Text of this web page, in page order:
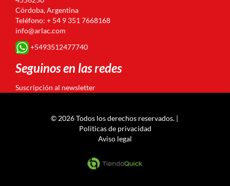
Córdoba, Argentina
Teléfono: + 54 9 351 7668168
info@arlac.com
+5493512477740
Seguinos en las redes
Suscripción al newsletter
© 2026 Todos los derechos reservados. |
Politicas de privacidad
Aviso legal